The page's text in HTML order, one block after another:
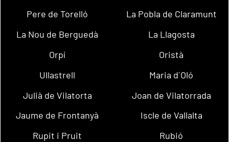
Pere de Torelló
La Pobla de Claramunt
La Nou de Berguedà
La Llagosta
Orpí
Oristà
Ullastrell
Maria d´Oló
Julià de Vilatorta
Joan de Vilatorrada
Jaume de Frontanyà
Iscle de Vallalta
Rupit i Pruit
Rubió